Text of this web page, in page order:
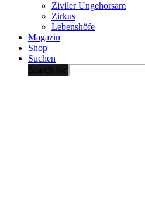
Ziviler Ungehorsam
Zirkus
Lebenshöfe
Magazin
Shop
Suchen
Search for: